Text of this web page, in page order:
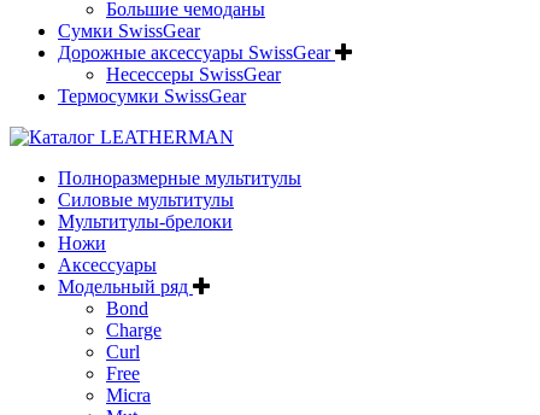
Большие чемоданы
Сумки SwissGear
Дорожные аксессуары SwissGear
Несессеры SwissGear
Термосумки SwissGear
Полноразмерные мультитулы
Силовые мультитулы
Мультитулы-брелоки
Ножи
Аксессуары
Модельный ряд
Bond
Charge
Curl
Free
Micra